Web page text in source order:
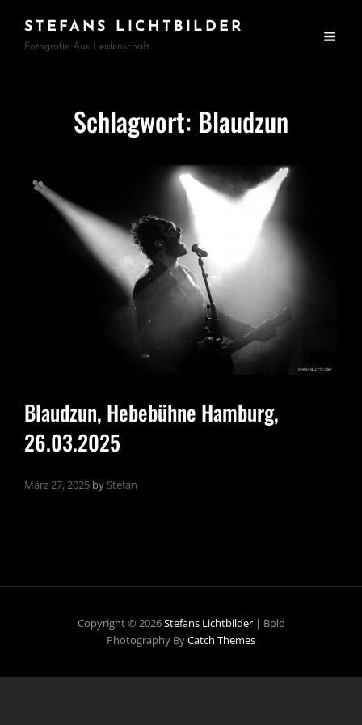
STEFANS LICHTBILDER
Fotografie Aus Leidenschaft
Schlagwort: Blaudzun
Blaudzun, Hebebühne Hamburg,
26.03.2025
März 27, 2025 by Stefan
Copyright © 2026Stefans Lichtbilder | Bold
Photography ByCatch Themes